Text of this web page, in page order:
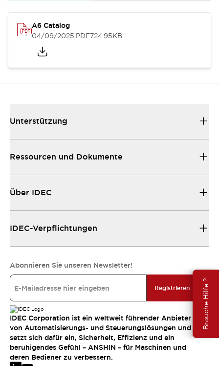
Brauche Hilfe ?
A6 Catalog
04/09/2025.PDF724.95KB
Unterstützung
Ressourcen und Dokumente
Über IDEC
IDEC-Verpflichtungen
Abonnieren Sie unseren Newsletter!
Registrieren
IDEC Corporation ist ein weltweit führender Anbieter
von Automatisierungs- und Steuerungslösungen und
setzt sich dafür ein, Sicherheit, Effizienz und ein
beruhigendes Gefühl – ANSHIN – für Maschinen und
deren Bediener zu verbessern.